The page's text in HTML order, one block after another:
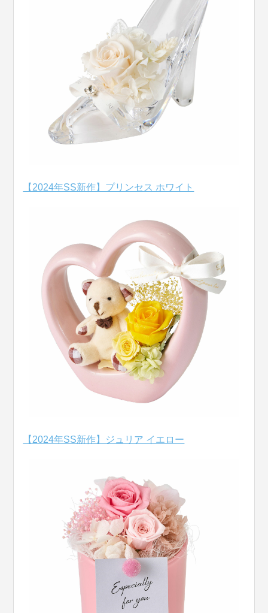
【2024年SS新作】プリンセス ホワイト
【2024年SS新作】ジュリア イエロー